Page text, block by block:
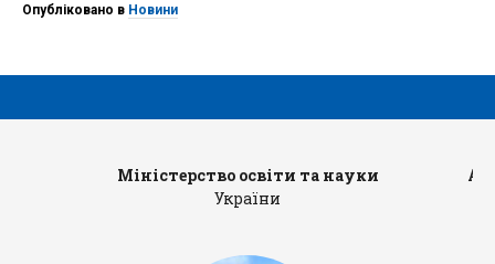
Опубліковано в Новини
Міністерство освіти та науки
України